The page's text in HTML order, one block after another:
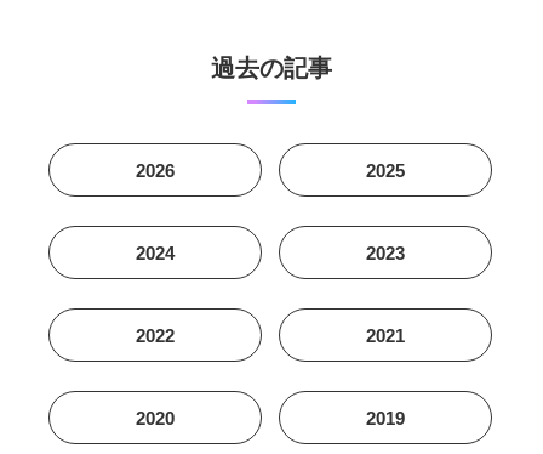
過去の記事
2026 2025
2024 2023
2022 2021
2020 2019